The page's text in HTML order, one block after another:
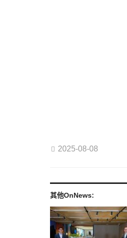
2025-08-08
其他OnNews: